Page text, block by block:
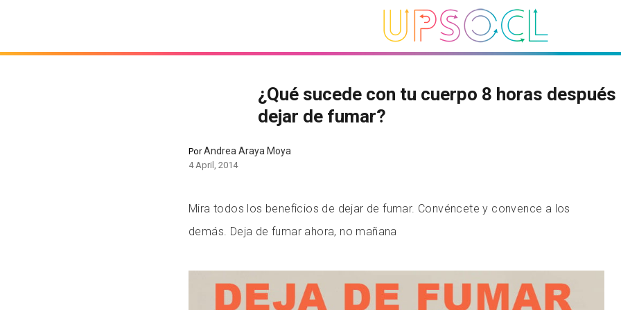
¿Qué sucede con tu cuerpo 8 horas después
dejar de fumar?
PorAndrea Araya Moya
4 April, 2014
Mira todos los beneficios de dejar de fumar. Convéncete y convence a los
demás. Deja de fumar ahora, no mañana